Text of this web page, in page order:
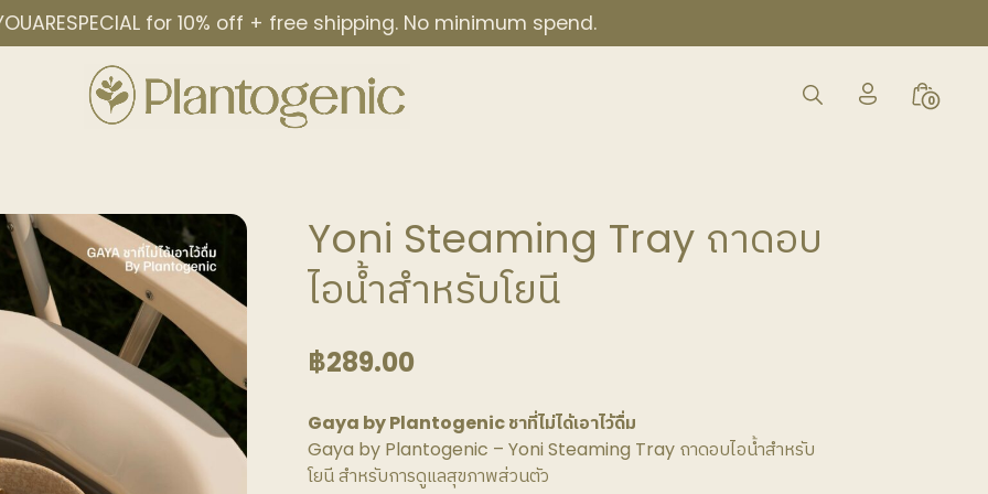
for 10% off + free shipping. No minimum spend.
Search
Account
0
Yoni Steaming Tray ถาดอบ
ไอน้ำสำหรับโยนี
฿289.00
Gaya by Plantogenic ชาที่ไม่ได้เอาไว้ดื่ม
Gaya by Plantogenic – Yoni Steaming Tray ถาดอบไอน้ำสำหรับ
โยนี สำหรับการดูแลสุขภาพส่วนตัว